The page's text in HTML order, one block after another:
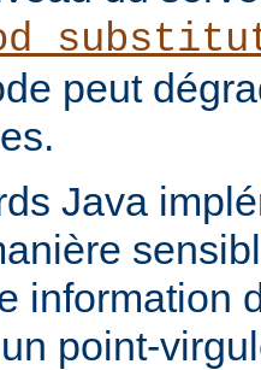
peut
Java
information
point-